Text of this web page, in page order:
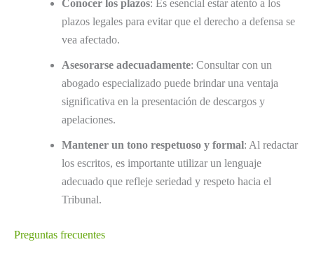
Conocer los plazos: Es esencial estar atento a los
plazos legales para evitar que el derecho a defensa se
vea afectado.
Asesorarse adecuadamente: Consultar con un
abogado especializado puede brindar una ventaja
significativa en la presentación de descargos y
apelaciones.
Mantener un tono respetuoso y formal: Al redactar
los escritos, es importante utilizar un lenguaje
adecuado que refleje seriedad y respeto hacia el
Tribunal.
Preguntas frecuentes